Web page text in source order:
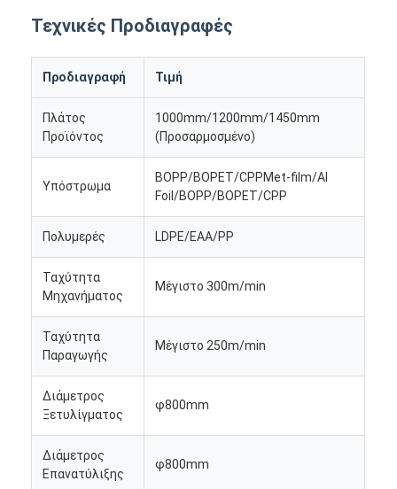
Τεχνικές Προδιαγραφές
Προδιαγραφή Τιμή
Πλάτος
Προϊόντος
1000mm/1200mm/1450mm
(Προσαρμοσμένο)
Υπόστρωμα
BOPP/BOPET/CPPMet-film/Al
Foil/BOPP/BOPET/CPP
Πολυμερές LDPE/EAA/PP
Ταχύτητα
Μηχανήματος
Μέγιστο 300m/min
Ταχύτητα
Παραγωγής
Μέγιστο 250m/min
Διάμετρος
Ξετυλίγματος
φ800mm
Διάμετρος
Επανατύλιξης
φ800mm